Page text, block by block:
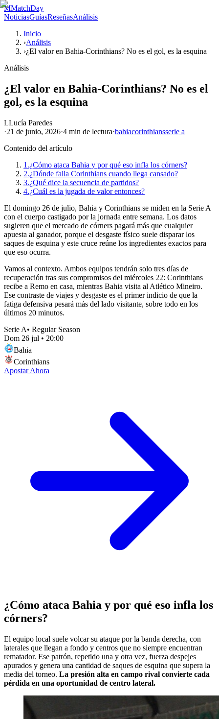
MMatchDay
NoticiasGuíasReseñasAnálisis
Inicio
›Análisis
›¿El valor en Bahia-Corinthians? No es el gol, es la esquina
Análisis
¿El valor en Bahia-Corinthians? No es el
gol, es la esquina
LLucía Paredes
·21 de junio, 2026·4 min de lectura·bahiacorinthiansserie a
Contenido del artículo
1.¿Cómo ataca Bahia y por qué eso infla los córners?
2.¿Dónde falla Corinthians cuando llega cansado?
3.¿Qué dice la secuencia de partidos?
4.¿Cuál es la jugada de valor entonces?
El domingo 26 de julio, Bahia y Corinthians se miden en la Serie A
con el cuerpo castigado por la jornada entre semana. Los datos
sugieren que el mercado de córners pagará más que cualquier
apuesta al ganador, porque el desgaste físico suele disparar los
saques de esquina y este cruce reúne los ingredientes exactos para
que eso ocurra.
Vamos al contexto. Ambos equipos tendrán solo tres días de
recuperación tras sus compromisos del miércoles 22: Corinthians
recibe a Remo en casa, mientras Bahia visita al Atlético Mineiro.
Ese contraste de viajes y desgaste es el primer indicio de que la
fatiga defensiva pesará más del lado visitante, sobre todo en los
últimos 20 minutos.
Serie A• Regular Season
Dom 26 jul • 20:00
Bahia
Corinthians
Apostar Ahora
¿Cómo ataca Bahia y por qué eso infla los
córners?
El equipo local suele volcar su ataque por la banda derecha, con
laterales que llegan a fondo y centros que no siempre encuentran
rematador. Ese patrón, repetido una y otra vez, fuerza despejes
apurados y genera una cantidad de saques de esquina que supera la
media del torneo. La presión alta en campo rival convierte cada
pérdida en una oportunidad de centro lateral.